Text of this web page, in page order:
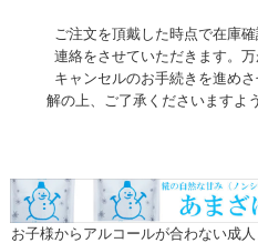
ご注文を頂戴した時点で在庫
連絡をさせていただきます。
キャンセルのお手続きを進め
解の上、ご了承くださいますよ
お子様からアルコールが合わない成